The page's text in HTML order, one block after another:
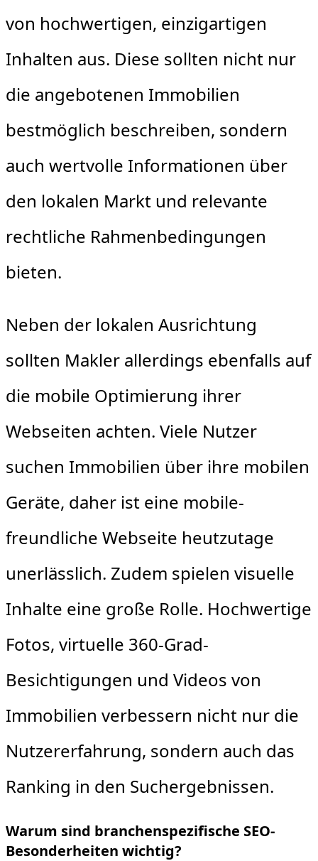
von hochwertigen, einzigartigen
Inhalten aus. Diese sollten nicht nur
die angebotenen Immobilien
bestmöglich beschreiben, sondern
auch wertvolle Informationen über
den lokalen Markt und relevante
rechtliche Rahmenbedingungen
bieten.
Neben der lokalen Ausrichtung
sollten Makler allerdings ebenfalls auf
die mobile Optimierung ihrer
Webseiten achten. Viele Nutzer
suchen Immobilien über ihre mobilen
Geräte, daher ist eine mobile-
freundliche Webseite heutzutage
unerlässlich. Zudem spielen visuelle
Inhalte eine große Rolle. Hochwertige
Fotos, virtuelle 360-Grad-
Besichtigungen und Videos von
Immobilien verbessern nicht nur die
Nutzererfahrung, sondern auch das
Ranking in den Suchergebnissen.
Warum sind branchenspezifische SEO-
Besonderheiten wichtig?